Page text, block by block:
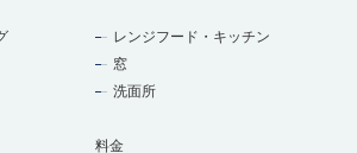
レンジフード・キッチン
窓
洗面所
料金